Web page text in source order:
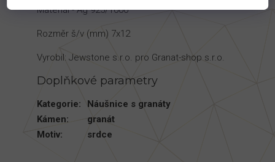
Materiál - Ag 925/1000
Rozměr š/v (mm) 7x12
Vyrobil: Jewstone s.r.o. pro Granat-shop s.r.o.
Doplňkové parametry
Kategorie:
Náušnice s granáty
Kámen:
granát
Motiv: srdce